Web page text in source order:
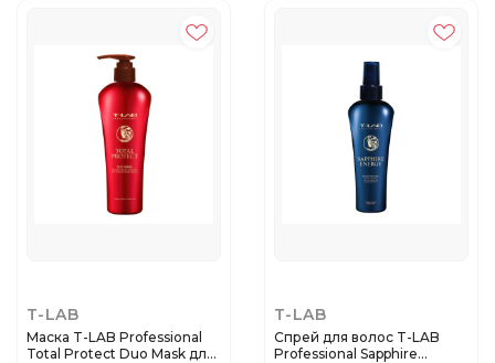
T-LAB
Маска T-LAB Professional
Total Protect Duo Mask дл...
T-LAB
Спрей для волос T-LAB
Professional Sapphire